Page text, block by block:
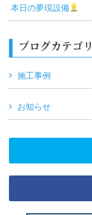
本日の夢現設備
ブログカテゴリ
施工事例
お知らせ